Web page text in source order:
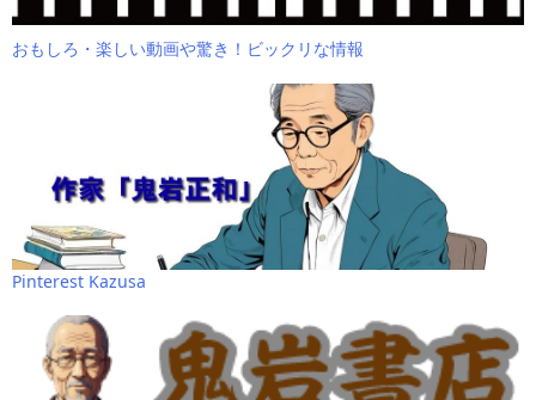
おもしろ・楽しい動画や驚き！ビックリな情報
Pinterest Kazusa